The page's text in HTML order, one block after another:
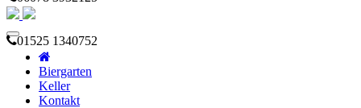
01525 1340752
Biergarten
Keller
Kontakt